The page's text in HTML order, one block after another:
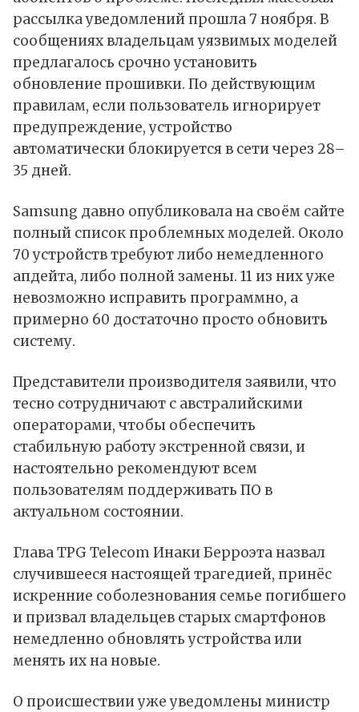
рассылка уведомлений прошла 7 ноября. В
сообщениях владельцам уязвимых моделей
предлагалось срочно установить
обновление прошивки. По действующим
правилам, если пользователь игнорирует
предупреждение, устройство
автоматически блокируется в сети через 28–
35 дней.
Samsung давно опубликовала на своём сайте
полный список проблемных моделей. Около
70 устройств требуют либо немедленного
апдейта, либо полной замены. 11 из них уже
невозможно исправить программно, а
примерно 60 достаточно просто обновить
систему.
Представители производителя заявили, что
тесно сотрудничают с австралийскими
операторами, чтобы обеспечить
стабильную работу экстренной связи, и
настоятельно рекомендуют всем
пользователям поддерживать ПО в
актуальном состоянии.
Глава TPG Telecom Инаки Берроэта назвал
случившееся настоящей трагедией, принёс
искренние соболезнования семье погибшего
и призвал владельцев старых смартфонов
немедленно обновлять устройства или
менять их на новые.
О происшествии уже уведомлены министр